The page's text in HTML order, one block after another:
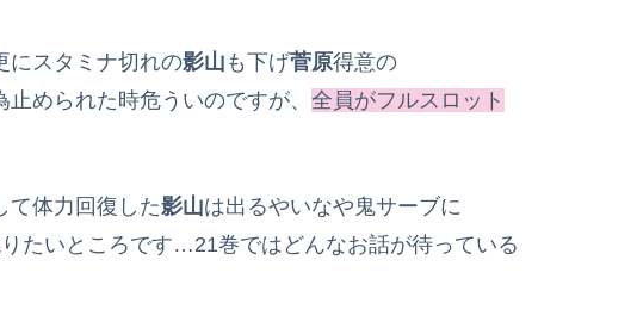
にスタミナ切れの影山 も下げ菅原得意の
められた時危ういのですが、 全員がフルスロット
て体力回復した影山は出るやいなや鬼サーブに
たいところです…21巻ではどんなお話が待っている